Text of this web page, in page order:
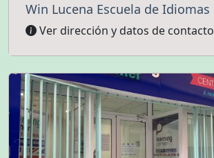
Win Lucena Escuela de Idiomas
Ver dirección y datos de contacto